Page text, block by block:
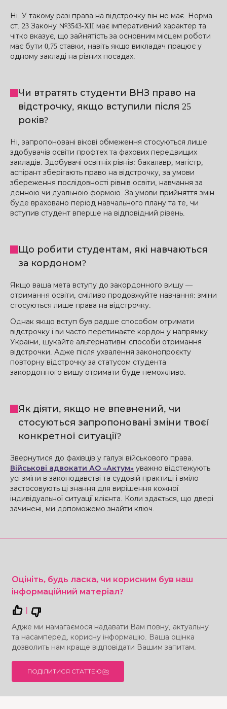
Ні. У такому разі права на відстрочку він не має. Норма
ст. 23 Закону №3543-XII має імперативний характер та
чітко вказує, що зайнятість за основним місцем роботи
має бути 0,75 ставки, навіть якщо викладач працює у
одному закладі на різних посадах.
Чи втратять студенти ВНЗ право на
відстрочку, якщо вступили після 25
років?
Ні, запропоновані вікові обмеження стосуються лише
здобувачів освіти профтех та фахових передвищих
закладів. Здобувачі освітніх рівнів: бакалавр, магістр,
аспірант зберігають право на відстрочку, за умови
збереження послідовності рівнів освіти, навчання за
денною чи дуальною формою. За умови прийняття змін
буде враховано період навчального плану та те, чи
вступив студент вперше на відповідний рівень.
Що робити студентам, які навчаються
за кордоном?
Якщо ваша мета вступу до закордонного вишу —
отримання освіти, сміливо продовжуйте навчання: зміни
стосуються лише права на відстрочку.
Однак якщо вступ був радше способом отримати
відстрочку і ви часто перетинаєте кордон у напрямку
України, шукайте альтернативні способи отримання
відстрочки. Адже після ухвалення законопроєкту
повторну відстрочку за статусом студента
закордонного вишу отримати буде неможливо.
Як діяти, якщо не впевнений, чи
стосуються запропоновані зміни твоєї
конкретної ситуації?
Звернутися до фахівців у галузі військового права.
Військові адвокати АО «Актум» уважно відстежують
усі зміни в законодавстві та судовій практиці і вміло
застосовують ці знання для вирішення кожної
індивідуальної ситуації клієнта. Коли здається, що двері
зачинені, ми допоможемо знайти ключ.
Оцініть, будь ласка, чи корисним був наш
інформаційний матеріал?
|
Адже ми намагаємося надавати Вам повну, актуальну
та насамперед, корисну інформацію. Ваша оцінка
дозволить нам краще відповідати Вашим запитам.
ПОДІЛИТИСЯ СТАТТЕЮ